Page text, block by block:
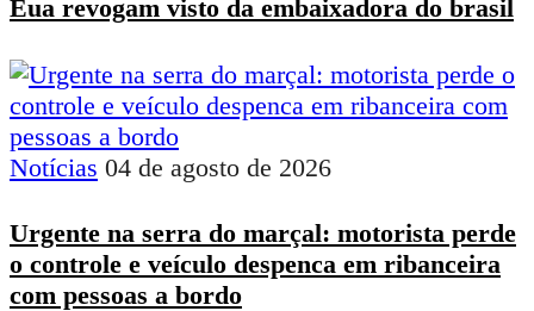
Eua revogam visto da embaixadora do brasil
Notícias 04 de agosto de 2026
Urgente na serra do marçal: motorista perde
o controle e veículo despenca em ribanceira
com pessoas a bordo